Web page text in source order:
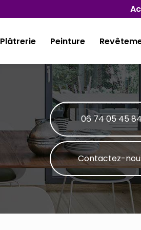
Plâtrerie Peinture
06 74 05 45 84
Contactez-